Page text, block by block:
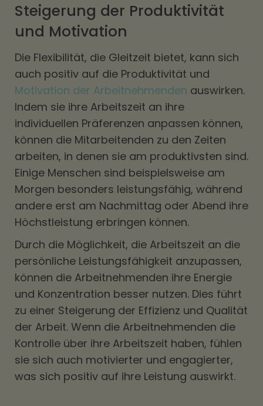
Steigerung der Produktivität
und Motivation
Die Flexibilität, die Gleitzeit bietet, kann sich
auch positiv auf die Produktivität und
Motivation der Arbeitnehmenden auswirken.
Indem sie ihre Arbeitszeit an ihre
individuellen Präferenzen anpassen können,
können die Mitarbeitenden zu den Zeiten
arbeiten, in denen sie am produktivsten sind.
Einige Menschen sind beispielsweise am
Morgen besonders leistungsfähig, während
andere erst am Nachmittag oder Abend ihre
Höchstleistung erbringen können.
Durch die Möglichkeit, die Arbeitszeit an die
persönliche Leistungsfähigkeit anzupassen,
können die Arbeitnehmenden ihre Energie
und Konzentration besser nutzen. Dies führt
zu einer Steigerung der Effizienz und Qualität
der Arbeit. Wenn die Arbeitnehmenden die
Kontrolle über ihre Arbeitszeit haben, fühlen
sie sich auch motivierter und engagierter,
was sich positiv auf ihre Leistung auswirkt.